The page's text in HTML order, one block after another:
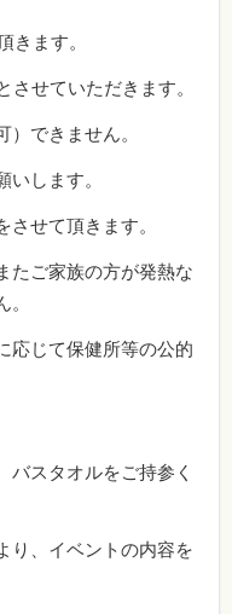
きます。
させていただきます。
）できません。
いします。
させて頂きます。
たご家族の方が発熱な
応じて保健所等の公的
バスタオルをご持参く
り、イベントの内容を